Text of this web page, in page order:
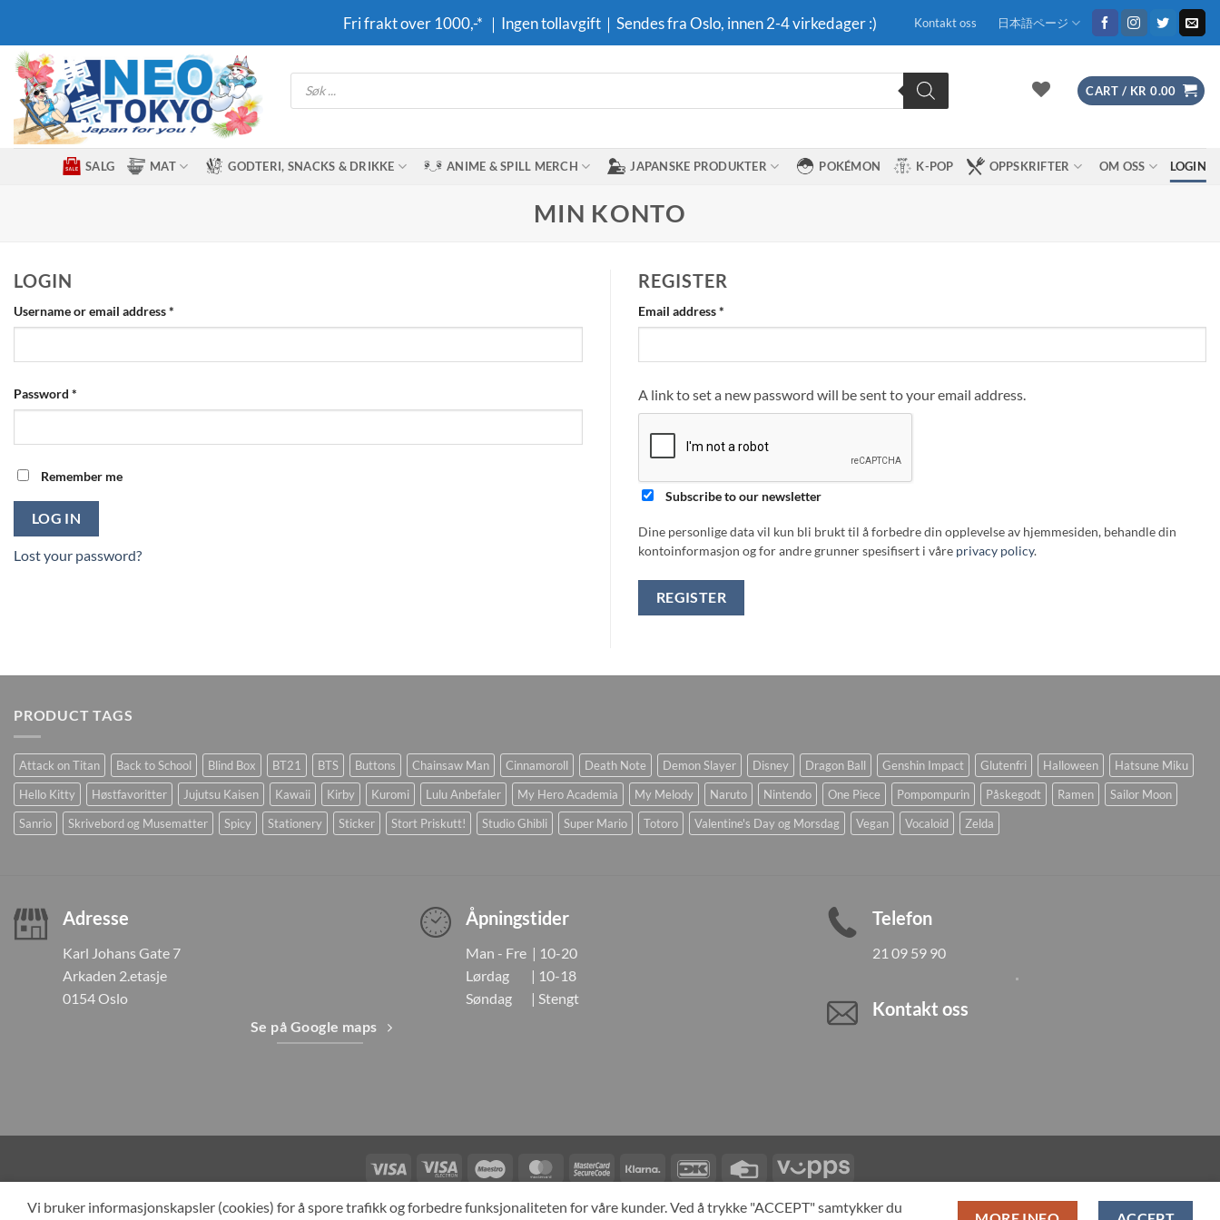
content
Fri frakt over 1000,-* ｜Ingen tollavgift｜Sendes fra Oslo, innen 2-4 virkedager :) Kontakt oss 日本語ページ
Products
search
CART / KR 0.00
SALG MAT GODTERI, SNACKS & DRIKKE ANIME & SPILL MERCH JAPANSKE PRODUKTER POKÉMON K-POP OPPSKRIFTER OM OSS LOGIN
MIN KONTO
LOGIN
Username or email address*
Password *
Remember me
LOG IN
Lost your password?
REGISTER
Email address*
A link to set a new password will be sent to your email address.
Subscribe to our newsletter
Dine personlige data vil kun bli brukt til å forbedre din opplevelse av hjemmesiden, behandle din
kontoinformasjon og for andre grunner spesifisert i våre privacy policy.
REGISTER
PRODUCT TAGS
Attack on Titan Back to School Blind Box BT21 BTS Buttons Chainsaw Man Cinnamoroll Death Note Demon Slayer Disney Dragon Ball Genshin Impact Glutenfri Halloween
Hatsune Miku
Hello Kitty
Høstfavoritter Jujutsu Kaisen Kawaii Kirby Kuromi Lulu Anbefaler My Hero Academia My Melody Naruto Nintendo One Piece Pompompurin Påskegodt Ramen
Sailor Moon
Sanrio
Skrivebord og Musematter Spicy Stationery Sticker Stort Priskutt! Studio Ghibli Super Mario Totoro Valentine's Day og Morsdag Vegan Vocaloid Zelda
Adresse
Karl Johans Gate 7
Arkaden 2.etasje
0154 Oslo
Se på Google maps
Åpningstider
Man - Fre | 10-20
Lørdag | 10-18
Søndag | Stengt
Telefon
21 09 59 90
Kontakt oss
Visa
Visa
Electron
Maestro MasterCardMasterCard
2
Klarna DanKort
Credit
Card
Vipps
TILBAKEKALLINGER KONTAKT OSS OM OSS SPESIALBESTILLING MIN KONTO ALL PRODUCTS
Vi bruker informasjonskapsler (cookies) for å spore trafikk og forbedre funksjonaliteten for våre kunder. Ved å trykke "ACCEPT" samtykker du